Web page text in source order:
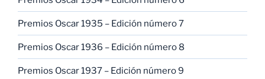
Premios Oscar 1935 – Edición número 7
Premios Oscar 1936 – Edición número 8
Premios Oscar 1937 – Edición número 9